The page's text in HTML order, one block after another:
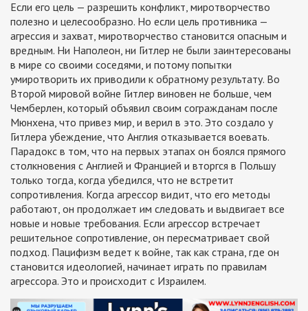
Если его цель — разрешить конфликт, миротворчество
полезно и целесообразно. Но если цель противника —
агрессия и захват, миротворчество становится опасным и
вредным. Ни Наполеон, ни Гитлер не были заинтересованы
в мире со своими соседями, и потому попытки
умиротворить их приводили к обратному результату. Во
Второй мировой войне Гитлер виновен не больше, чем
Чемберлен, который объявил своим согражданам после
Мюнхена, что привез мир, и верил в это. Это создало у
Гитлера убеждение, что Англия отказывается воевать.
Парадокс в том, что на первых этапах он боялся прямого
столкновения с Англией и Францией и вторгся в Польшу
только тогда, когда убедился, что не встретит
сопротивления. Когда агрессор видит, что его методы
работают, он продолжает им следовать и выдвигает все
новые и новые требования. Если агрессор встречает
решительное сопротивление, он пересматривает свой
подход. Пацифизм ведет к войне, так как страна, где он
становится идеологией, начинает играть по правилам
агрессора. Это и происходит с Израилем.